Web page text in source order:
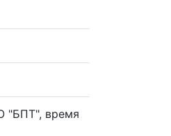
"БПТ", время